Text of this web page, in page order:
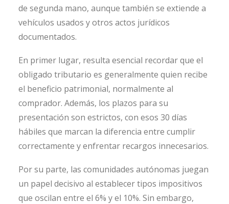
de segunda mano, aunque también se extiende a
vehículos usados ​​y otros actos jurídicos
documentados.
En primer lugar, resulta esencial recordar que el
obligado tributario es generalmente quien recibe
el beneficio patrimonial, normalmente al
comprador. Además, los plazos para su
presentación son estrictos, con esos 30 días
hábiles que marcan la diferencia entre cumplir
correctamente y enfrentar recargos innecesarios.
Por su parte, las comunidades autónomas juegan
un papel decisivo al establecer tipos impositivos
que oscilan entre el 6% y el 10%. Sin embargo,